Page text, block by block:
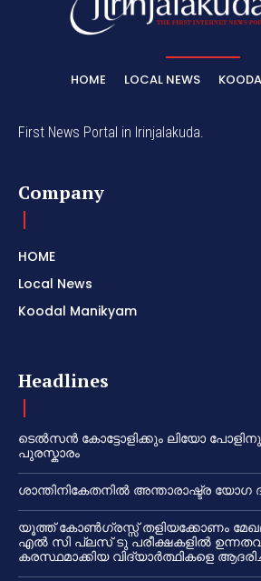
HOME LOCAL NEWS
First News Portal in Irinjalakuda.
Company
HOME
Local News
Koodal Manikyam
Headlines
ടെൽസൻ കോട്ടോളിക്കും ലിയോ
പുരസ്കാരം
ശാന്തിനികേതനിൽ അന്താരാഷ്ട്ര യോഗ
യൂത്ത് കോൺഗ്രസ്സ് തളിയക്കോണം
എൽ സി പ്ലസ് ടു പരീക്ഷകളിൽ
കരസ്ഥമാക്കിയ വിദ്യാർത്ഥികളെ